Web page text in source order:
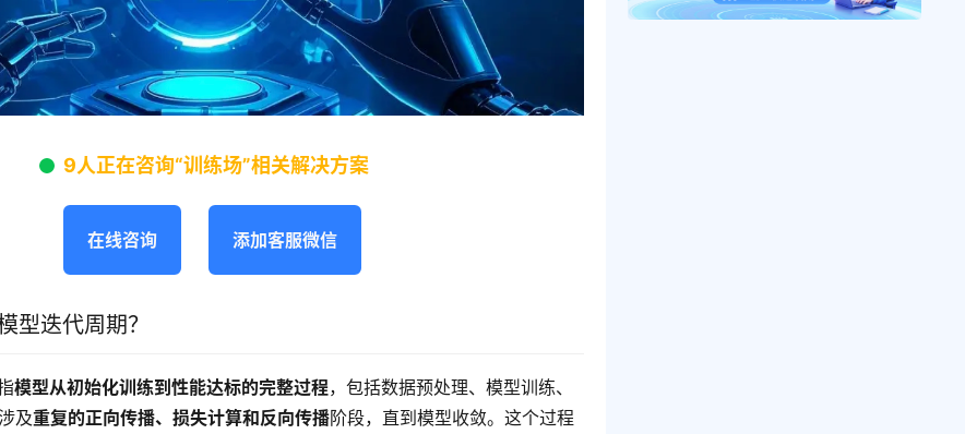
9人正在咨询“训练场”相关解决方案
在线咨询 添加客服微信
型迭代周期？
模型从初始化训练到性能达标的完整过程，包括数据预处理、模型训练、
及重复的正向传播、损失计算和反向传播阶段，直到模型收敛。这个过程